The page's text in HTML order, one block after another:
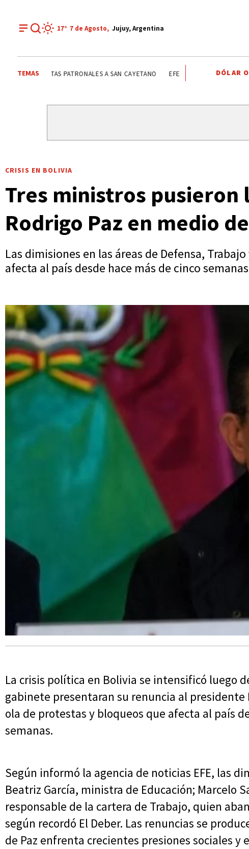
17° 7 de Agosto, Jujuy, Argentina
TEMAS FIESTAS PATRONALES A SAN CAYETANO FIESTAS PATRONALES
DÓLAR
CRISIS EN BOLIVIA
Tres ministros pusieron
Rodrigo Paz en medio
Las dimisiones en las áreas de Defensa,
afecta al país desde hace más de cinco
La crisis política en Bolivia se intensificó luego
gabinete presentaran su renuncia al presidente
ola de protestas y bloqueos que afecta al país
semanas.
Según informó la agencia de noticias EFE, las
Beatriz García, ministra de Educación; Marcelo
responsable de la cartera de Trabajo, quien
según recordó El Deber. Las renuncias se
de Paz enfrenta crecientes presiones sociales y